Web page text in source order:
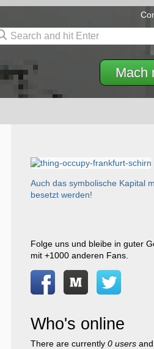
Mach
Auch das symbolische Kapital
besetzt werden!
Folge uns und bleibe in guter
mit +1000 anderen Fans.
Who's online
There are currently 0 usersand